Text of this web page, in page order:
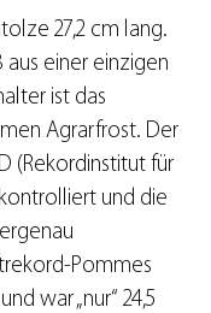
27,2 cm lang.
aus einer einzigen
ist das
Agrarfrost. Der
(Rekordinstitut für
und die
Pommes
war „nur“ 24,5